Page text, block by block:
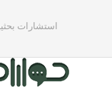
استشارات